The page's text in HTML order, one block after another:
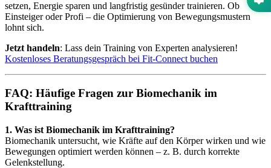
setzen, Energie sparen und langfristig gesünder trainieren. Ob
Einsteiger oder Profi – die Optimierung von Bewegungsmustern
lohnt sich.
Jetzt handeln: Lass dein Training von Experten analysieren!
Kostenloses Beratungsgespräch bei Fit-Connect buchen
FAQ: Häufige Fragen zur Biomechanik im
Krafttraining
1. Was ist Biomechanik im Krafttraining?
Biomechanik untersucht, wie Kräfte auf den Körper wirken und wie
Bewegungen optimiert werden können – z. B. durch korrekte
Gelenkstellung.